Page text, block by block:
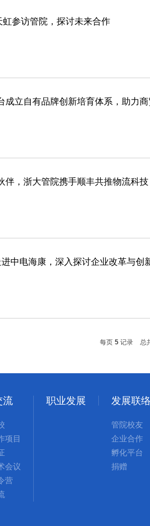
参访管院，探讨未来合作
成立自有品牌创新培育体系，助力
伴，浙大管院携手顺丰共推物流科技
中电海康，深入探讨企业改革与创
每页 5 记录 总
流
项目
会议
营
职业发展 发展联络
管院校友
企业合作
孵化平台
捐赠